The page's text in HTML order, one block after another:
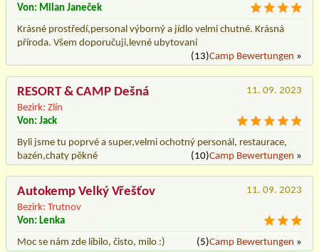
Von: Milan Janeček
Krásné prostředí,personal výborný a jídlo velmi chutné. Krásná
příroda. Všem doporučuji,levné ubytovani
(13)Camp Bewertungen »
RESORT & CAMP Dešná
Bezirk: Zlín
11. 09. 2023
Von: Jack
Byli jsme tu poprvé a super,velmi ochotný personál, restaurace,
bazén,chaty pěkné
(10)Camp Bewertungen »
Autokemp Velký Vřešťov
Bezirk: Trutnov
11. 09. 2023
Von: Lenka
Moc se nám zde líbilo, čisto, milo :)
(5)Camp Bewertungen »